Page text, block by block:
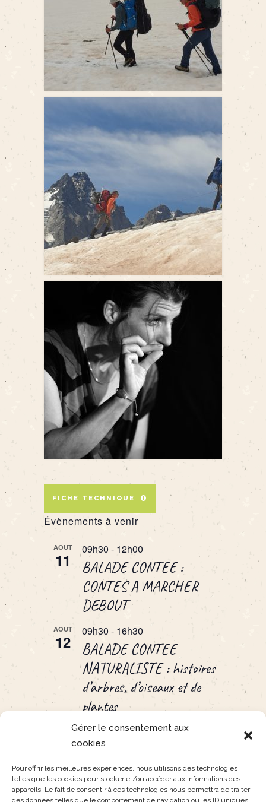
Gérer le consentement aux
cookies
Pour offrir les meilleures expériences, nous utilisons des technologies
telles que les cookies pour stocker et/ou accéder aux informations des
appareils. Le fait de consentir à ces technologies nous permettra de traiter
des données telles que le comportement de navigation ou les ID uniques
FICHE TECHNIQUE
Évènements à venir
AOÛT
11
09h30 - 12h00
BALADE CONTEE :
CONTES A MARCHER
DEBOUT
AOÛT
12
09h30 - 16h30
BALADE CONTEE
NATURALISTE : histoires
d’arbres, d’oiseaux et de
plantes
AOÛT 19h01 -20h01
UN PEU DE VENT DANS
LES PLUMES
Voir le calendrier